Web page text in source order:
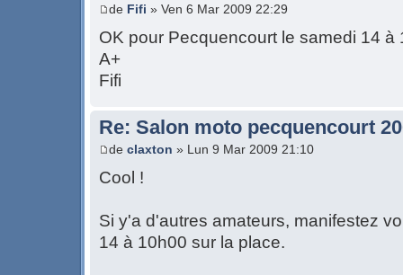
de Fifi » Ven 6 Mar 2009 22:29
OK pour Pecquencourt le samedi 14 à
A+
Fifi
Re: Salon moto pecquencourt
de claxton » Lun 9 Mar 2009 21:10
Cool !
Si y'a d'autres amateurs, manifestez
14 à 10h00 sur la place.